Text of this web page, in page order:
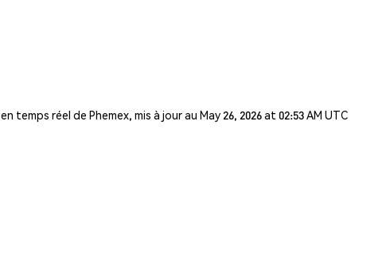
réel de Phemex, mis à jour au May 26, 2026 at 02:53 AM UTC